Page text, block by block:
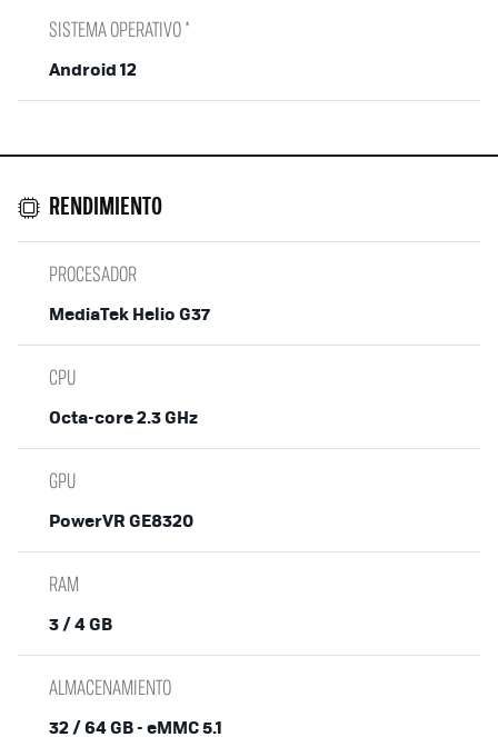
SISTEMA OPERATIVO *
Android 12
RENDIMIENTO
PROCESADOR
MediaTek Helio G37
CPU
Octa-core 2.3 GHz
GPU
PowerVR GE8320
RAM
3 / 4 GB
ALMACENAMIENTO
32 / 64 GB - eMMC 5.1